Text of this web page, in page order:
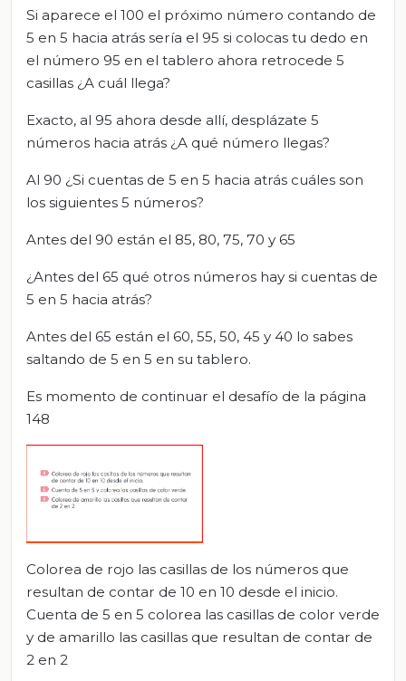
Si aparece el 100 el próximo número contando de
5 en 5 hacia atrás sería el 95 si colocas tu dedo en
el número 95 en el tablero ahora retrocede 5
casillas ¿A cuál llega?
Exacto, al 95 ahora desde allí, desplázate 5
números hacia atrás ¿A qué número llegas?
Al 90 ¿Si cuentas de 5 en 5 hacia atrás cuáles son
los siguientes 5 números?
Antes del 90 están el 85, 80, 75, 70 y 65
¿Antes del 65 qué otros números hay si cuentas de
5 en 5 hacia atrás?
Antes del 65 están el 60, 55, 50, 45 y 40 lo sabes
saltando de 5 en 5 en su tablero.
Es momento de continuar el desafío de la página
148
Colorea de rojo las casillas de los números que
resultan de contar de 10 en 10 desde el inicio.
Cuenta de 5 en 5 colorea las casillas de color verde
y de amarillo las casillas que resultan de contar de
2 en 2